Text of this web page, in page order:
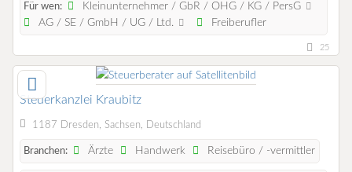
Für wen:
Kleinunternehmer / GbR / OHG / KG / PersG
AG / SE / GmbH / UG / Ltd.
Freiberufler
25
Steuerkanzlei Kraubitz
1187 Dresden, Sachsen, Deutschland
Branchen: Ärzte Handwerk Reisebüro / -vermittler